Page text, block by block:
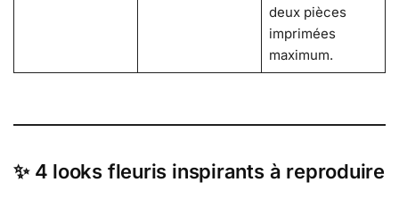
deux pièces
imprimées
maximum.
✨ 4 looks fleuris inspirants à reproduire